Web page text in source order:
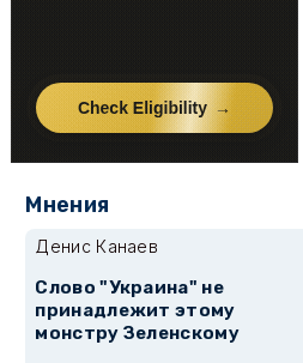
Мнения
Денис Канаев
Слово "Украина" не
принадлежит этому
монстру Зеленскому